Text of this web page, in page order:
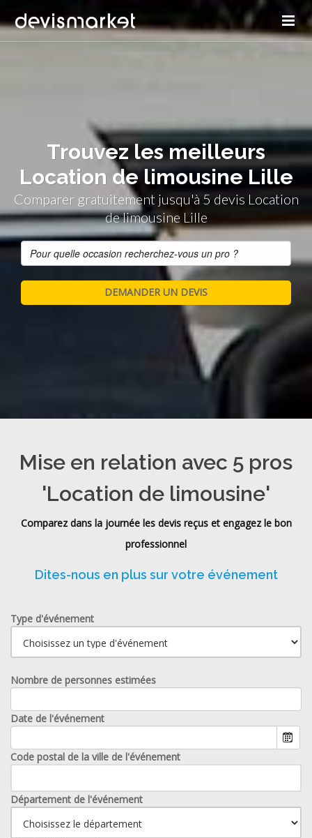
Trouvez les meilleurs
Location de limousine Lille
Comparer gratuitement jusqu'à 5 devis Location
de limousine Lille
Mise en relation avec 5 pros
'Location de limousine'
Comparez dans la journée les devis reçus et engagez le bon
professionnel
Dites-nous en plus sur votre événement
Type d'événement
Nombre de personnes estimées
Date de l'événement
Code postal de la ville de l'événement
Département de l'événement